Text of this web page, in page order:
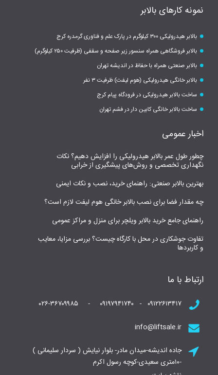
نمونه کارهای بالابر
بالابر هیدرولیکی ۳۰۰ کیلوگرم در پارک علم و فناوری گرمدره کرج
بالابر فروشگاهی همراه سنسور زیر صفحه و سقفی (ظرفیت ۲۵۰ کیلوگرم)
بالابر صنعتی همراه با حفاظ در اندیشه تهران
بالابر خانگی هیدرولیکی (هوم لیفت) ظرفیت ۳ نفر
ساخت بالابر هیدرولیکی در فرودگاه پیام کرج
ساخت بالابر خانگی کابین دار در فشم تهران
اخبار عمومی
چطور طول عمر بالابر هیدرولیکی را افزایش دهیم؟ نکات
نگهداری تخصصی و روش‌های پیشگیری از خرابی
بهترین بالابر صنعتی: راهنمای خرید، نصب و نکات ایمنی
چه مقدار فضا برای نصب بالابر خانگی هوم لیفت لازم است؟
راهنمای جامع خرید بالابر ویلچر برای منزل و مراکز عمومی
تفاوت جوشکاری در محل با کارگاه چیست؟ بررسی مزایا، معایب
و کاربردها
ارتباط با ما
۰۹۱۲۲۶۱۳۴۱۷ - ۰۹۱۹۷۹۴۱۷۴۰ - ۰۲۶-۳۶۷۰۹۹۸۵
info@liftsale.ir
جاده اندیشه-میدان مادر- بلوار نیایش ( سردار سلیمانی )
-۱۰متری سعیدی-کوچه رسول اکرم